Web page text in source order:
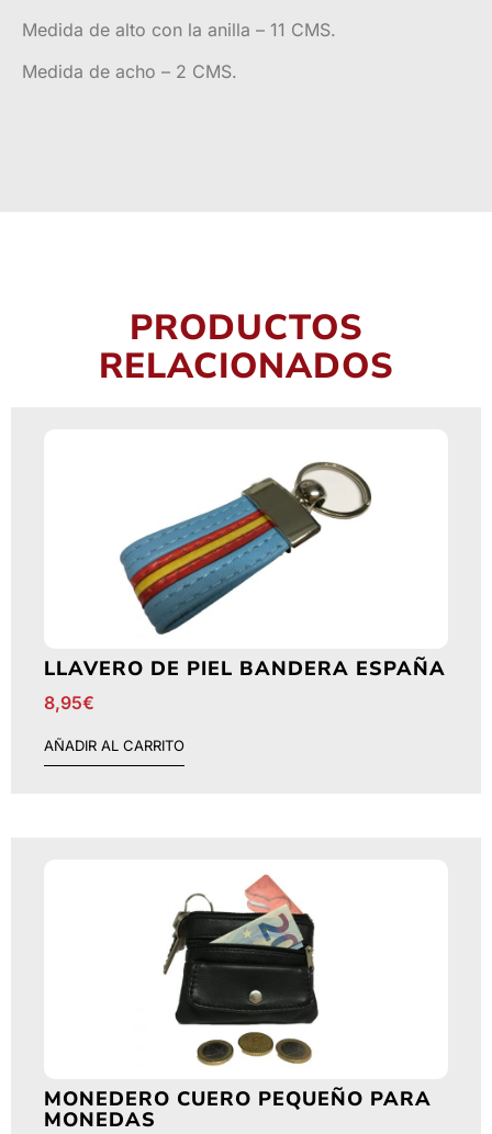
Medida de alto con la anilla – 11 CMS.
Medida de acho – 2 CMS.
PRODUCTOS
RELACIONADOS
LLAVERO DE PIEL BANDERA ESPAÑA
8,95€
AÑADIR AL CARRITO
MONEDERO CUERO PEQUEÑO PARA
MONEDAS